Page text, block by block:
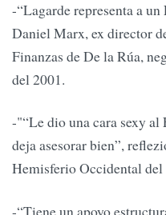
-“Lagarde representa a
Daniel Marx, ex director
Finanzas de De la Rúa,
del 2001.
-"“Le dio una cara sexy al
deja asesorar bien”,
Hemisferio Occidental
-“Tiene un apoyo